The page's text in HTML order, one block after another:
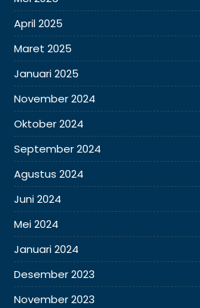
April 2025
Maret 2025
Januari 2025
November 2024
Oktober 2024
September 2024
Agustus 2024
Juni 2024
Mei 2024
Januari 2024
Desember 2023
November 2023